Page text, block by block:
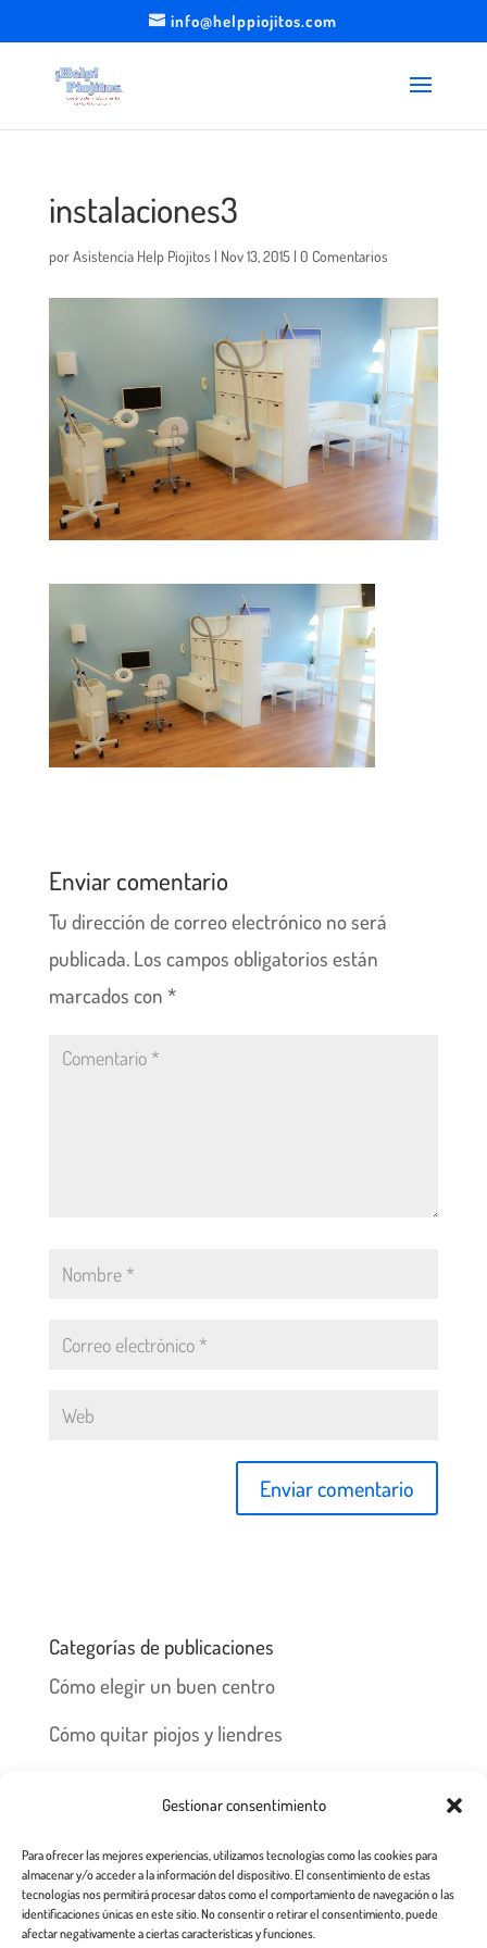
Gestionar consentimiento
Para ofrecer las mejores experiencias, utilizamos tecnologías como las cookies para
almacenar y/o acceder a la información del dispositivo. El consentimiento de estas
tecnologías nos permitirá procesar datos como el comportamiento de navegación o las
identificaciones únicas en este sitio. No consentir o retirar el consentimiento, puede
afectar negativamente a ciertas características y funciones.
info@helppiojitos.com
instalaciones3
porAsistencia Help Piojitos | Nov 13, 2015| 0 Comentarios
Enviar comentario
Tu dirección de correo electrónico no será
publicada. Los campos obligatorios están
marcados con *
Categorías de publicaciones
Cómo elegir un buen centro
Cómo quitar piojos y liendres
Prevención y recomendaciones